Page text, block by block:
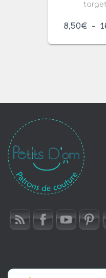
8,50€ –